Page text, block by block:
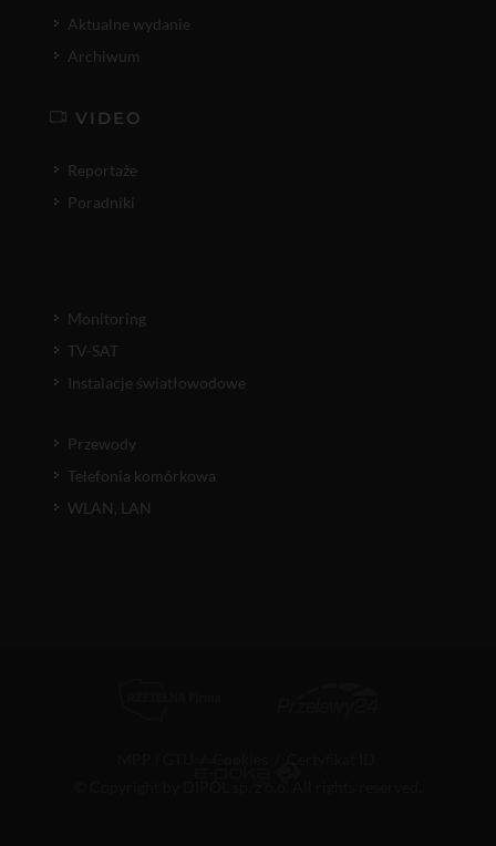
Aktualne wydanie
Archiwum
VIDEO
Reportaże
Poradniki
Monitoring
TV-SAT
Instalacje światłowodowe
Przewody
Telefonia komórkowa
WLAN, LAN